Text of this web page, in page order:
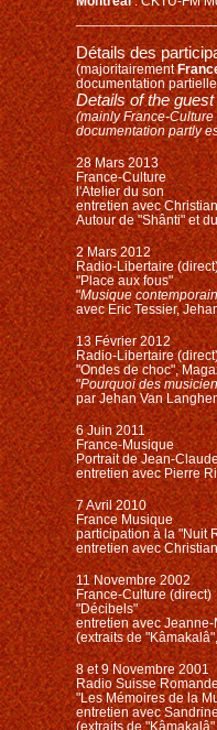
Détails des
(majoritairement
documentation
Details of the
(mainly France-
documentation partly
28 Mars 2013
France-Culture
l'Atelier du son
entretien avec
Autour de "Shânti" et
2 Mars 2012
Radio-Libertaire
"Place aux fous"
"Musique
avec Eric Tessier,
13 Février 2012
Radio-Libertaire
"Ondes de choc",
"Pourquoi des
par Jehan Van
6 Juin 2011
France-Musique
Portrait de Jean-
entretien avec Pierre
7 Avril 2010
France Musique
participation à la "Nuit
entretien avec
11 Novembre 2002
France-Culture (direct)
"Décibels"
entretien avec Jeanne-
(extraits de
8 et 9 Novembre 2001
Radio Suisse
"Les Mémoires de la
entretien avec
(extraits de